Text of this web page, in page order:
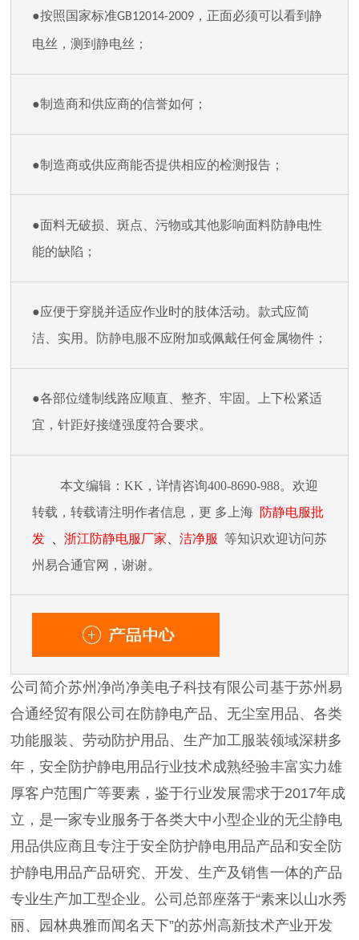
●按照国家标准GB12014-2009，正面必须可以看到静
电丝，测到静电丝；
●制造商和供应商的信誉如何；
●制造商或供应商能否提供相应的检测报告；
●面料无破损、斑点、污物或其他影响面料防静电性
能的缺陷；
●应便于穿脱并适应作业时的肢体活动。款式应简
洁、实用。
防静电服不应附加或佩戴任何金属物件；
●各部位缝制线路应顺直、整齐、牢固。上下松紧适
宜，针距好接缝强度符合要求。
本文编辑：KK，详情咨询400-8690-988。欢迎
转载，转载请注明作者信息，更 多上海
防静电服批
发
浙江防静电服厂家 洁净服
等知识欢迎访问苏
州易合通官网，谢谢。
公司简介苏州净尚净美电子科技有限公司基于苏州易
合通经贸有限公司在防静电产品、无尘室用品、各类
功能服装、劳动防护用品、生产加工服装领域深耕多
年，安全防护静电用品行业技术成熟经验丰富实力雄
厚客户范围广等要素，鉴于行业发展需求于2017年成
立，是一家专业服务于各类大中小型企业的无尘静电
用品供应商且专注于安全防护静电用品产品和安全防
护静电用品产品研究、开发、生产及销售一体的产品
专业生产加工型企业。公司总部座落于“素来以山水秀
丽、园林典雅而闻名天下”的苏州高新技术产业开发